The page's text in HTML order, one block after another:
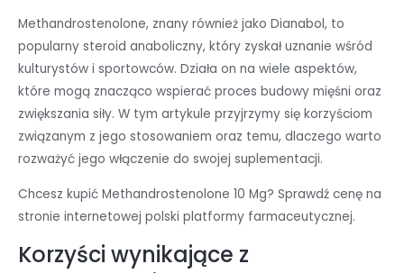
Methandrostenolone, znany również jako Dianabol, to
popularny steroid anaboliczny, który zyskał uznanie wśród
kulturystów i sportowców. Działa on na wiele aspektów,
które mogą znacząco wspierać proces budowy mięśni oraz
zwiększania siły. W tym artykule przyjrzymy się korzyściom
związanym z jego stosowaniem oraz temu, dlaczego warto
rozważyć jego włączenie do swojej suplementacji.
Chcesz kupić Methandrostenolone 10 Mg? Sprawdź cenę na
stronie internetowej polski platformy farmaceutycznej.
Korzyści wynikające z